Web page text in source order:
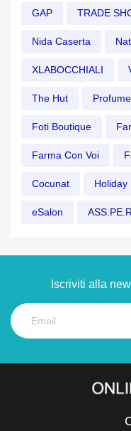
GAP TRADE
Nida Caserta
XLABOCCHIALI
The Hut
Foti Boutique
Farma Con Voi
Cocunat Holiday
eSalon
Iscriviti alla